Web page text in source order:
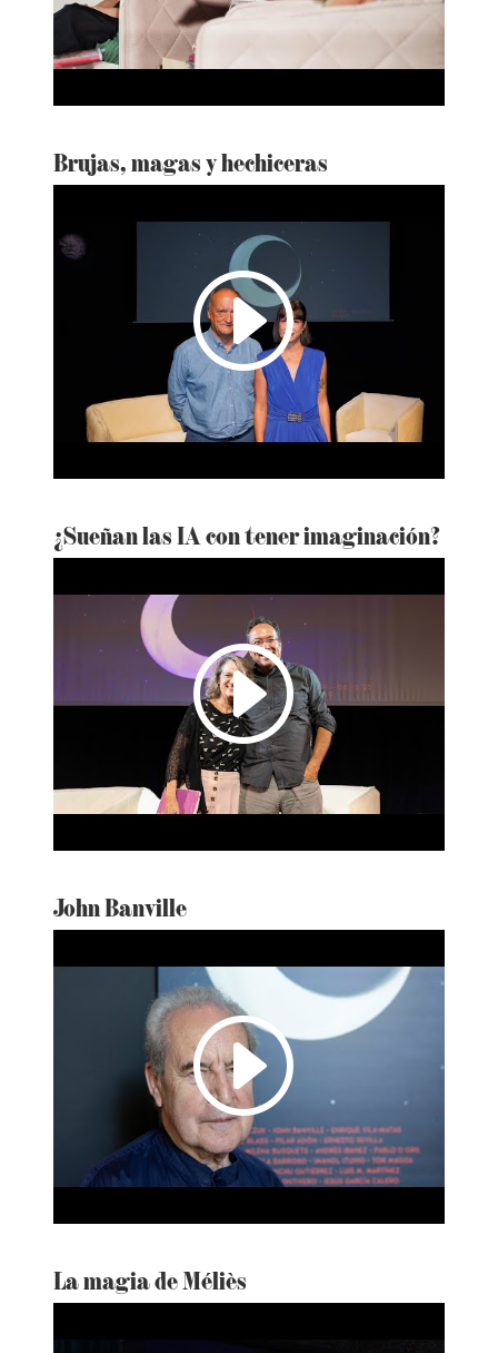
Brujas, magas y hechiceras
I
¿Sueñan las IA con tener imaginación?
I
John Banville
I
La magia de Méliès